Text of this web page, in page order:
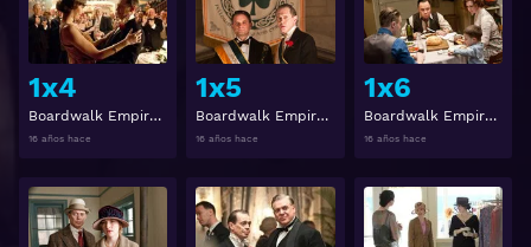
1x4
Boardwalk Empire 1x4
16 años hace
1x5
Boardwalk Empire 1x5
16 años hace
1x6
Boardwalk Empire 1x6
16 años hace
Ver Ver